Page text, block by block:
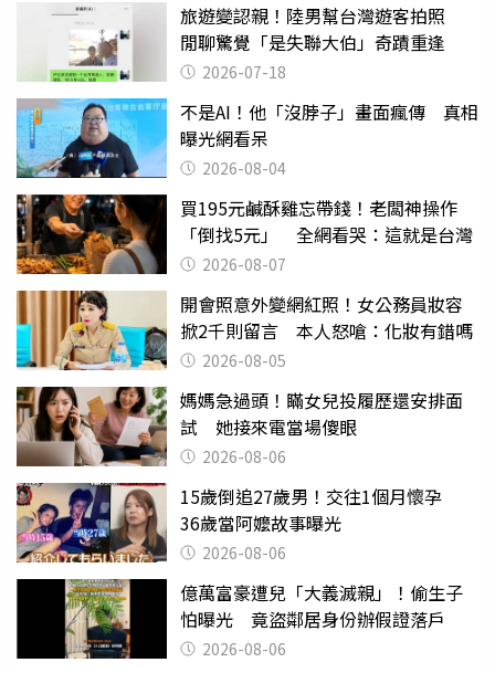
旅遊變認親！陸男幫台灣遊客拍照
閒聊驚覺「是失聯大伯」奇蹟重逢
2026-07-18
不是AI！他「沒脖子」畫面瘋傳 真相
曝光網看呆
2026-08-04
買195元鹹酥雞忘帶錢！老闆神操作
「倒找5元」 全網看哭：這就是台灣
2026-08-07
開會照意外變網紅照！女公務員妝容
掀2千則留言 本人怒嗆：化妝有錯嗎
2026-08-05
媽媽急過頭！瞞女兒投履歷還安排面
試 她接來電當場傻眼
2026-08-06
15歲倒追27歲男！交往1個月懷孕
36歲當阿嬤故事曝光
2026-08-06
億萬富豪遭兒「大義滅親」！偷生子
怕曝光 竟盜鄰居身份辦假證落戶
2026-08-06